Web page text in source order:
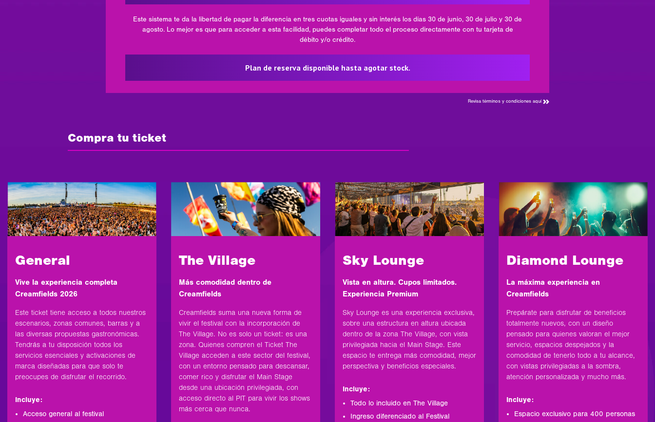
Este sistema te da la libertad de pagar la diferencia en tres cuotas iguales y sin interés los días 30 de junio, 30 de julio y 30 de
agosto. Lo mejor es que para acceder a esta facilidad, puedes completar todo el proceso directamente con tu tarjeta de
débito y/o crédito.
Plan de reserva disponible hasta agotar stock.
Revisa términos y condiciones aquí
Compra tu ticket
General
Vive la experiencia completa
Creamfields 2026
Este ticket tiene acceso a todos nuestros
escenarios, zonas comunes, barras y a
las diversas propuestas gastronómicas.
Tendrás a tu disposición todos los
servicios esenciales y activaciones de
marca diseñadas para que solo te
preocupes de disfrutar el recorrido.
Incluye:
Acceso general al festival
The Village
Más comodidad dentro de
Creamfields
Creamfields suma una nueva forma de
vivir el festival con la incorporación de
The Village. No es solo un ticket: es una
zona. Quienes compren el Ticket The
Village acceden a este sector del festival,
con un entorno pensado para descansar,
comer rico y disfrutar el Main Stage
desde una ubicación privilegiada, con
acceso directo al PIT para vivir los shows
más cerca que nunca.
Sky Lounge
Vista en altura. Cupos limitados.
Experiencia Premium
Sky Lounge es una experiencia exclusiva,
sobre una estructura en altura ubicada
dentro de la zona The Village, con vista
privilegiada hacia el Main Stage. Este
espacio te entrega más comodidad, mejor
perspectiva y beneficios especiales.
Incluye:
Todo lo incluido en The Village
Ingreso diferenciado al Festival
Diamond Lounge
La máxima experiencia en
Creamfields
Prepárate para disfrutar de beneficios
totalmente nuevos, con un diseño
pensado para quienes valoran el mejor
servicio, espacios despejados y la
comodidad de tenerlo todo a tu alcance,
con vistas privilegiadas a la sombra,
atención personalizada y mucho más.
Incluye:
Espacio exclusivo para 400 personas